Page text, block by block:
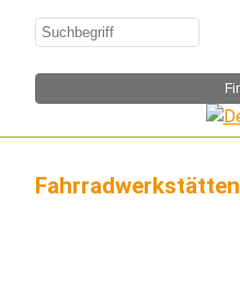
Fahrradwerkstätten